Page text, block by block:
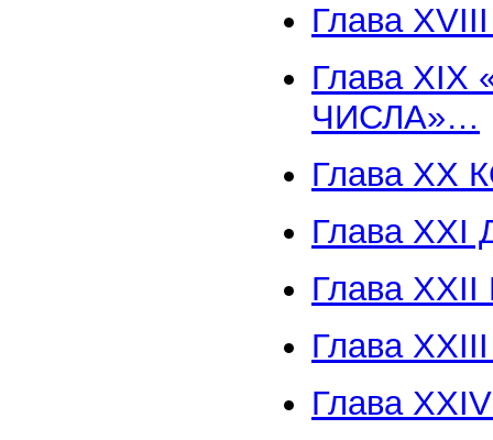
Глава
Глава
ЧИСЛА»…
Глава ХХ
Глава
Глава
Глава
Глава